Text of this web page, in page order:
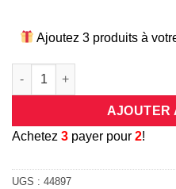
Ajoutez 3 produits à
quantité de Montre
AJOUTER
Achetez 3 payer pour 2!
UGS : 44897